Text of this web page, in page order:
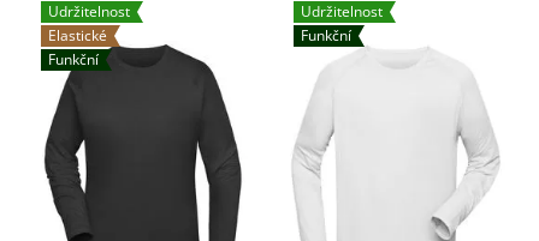
Udržitelnost
Elastické
Funkční
Udržitelnost
Funkční